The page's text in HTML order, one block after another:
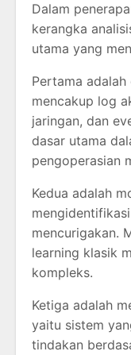
Dalam
kerangka
utama yang
Pertama
mencakup log
jaringan, dan
dasar utama
pengoperasian
Kedua adalah
mencurigakan.
learning klasik
kompleks.
Ketiga adalah
yaitu sistem
tindakan